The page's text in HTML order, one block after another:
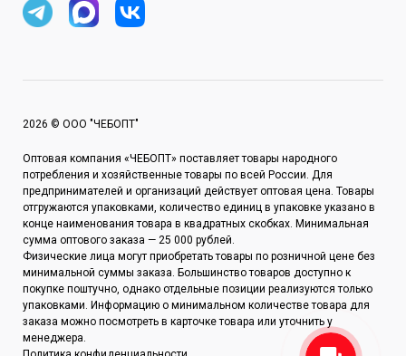
ЧЕБОПТ
Возникли вопросы? Напишите
нам и мы обязательно
поможем
2026 © ООО "ЧЕБОПТ"
Оптовая компания «ЧЕБОПТ» поставляет товары народного
потребления и хозяйственные товары по всей России. Для
предпринимателей и организаций действует оптовая цена. Товары
отгружаются упаковками, количество единиц в упаковке указано в
конце наименования товара в квадратных скобках. Минимальная
сумма оптового заказа — 25 000 рублей.
Физические лица могут приобретать товары по розничной цене без
минимальной суммы заказа. Большинство товаров доступно к
покупке поштучно, однако отдельные позиции реализуются только
упаковками. Информацию о минимальном количестве товара для
заказа можно посмотреть в карточке товара или уточнить у
менеджера.